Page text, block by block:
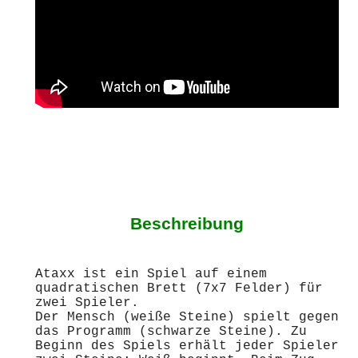
Beschreibung
Ataxx ist ein Spiel auf einem
quadratischen Brett (7x7 Felder) für
zwei Spieler.
Der Mensch (weiße Steine) spielt gegen
das Programm (schwarze Steine). Zu
Beginn des Spiels erhält jeder Spieler